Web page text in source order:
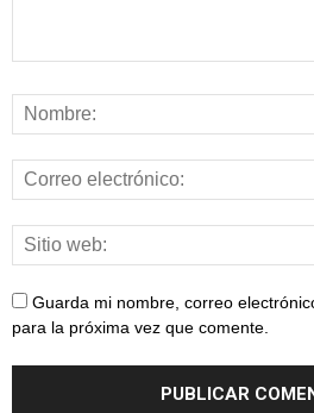
Guarda mi nombre, correo
para la próxima vez que comente.